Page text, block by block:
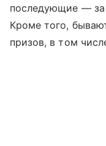
последующие — за
Кроме того,
призов, в том